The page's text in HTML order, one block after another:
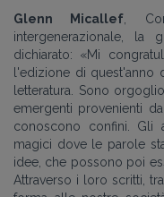
Glenn Micallef ,
intergenerazionale,
dichiarato: «Mi
l'edizione di quest'anno
letteratura. Sono
emergenti provenienti
conoscono confini. Gli
magici dove le parole
idee, che possono poi
Attraverso i loro scritti,